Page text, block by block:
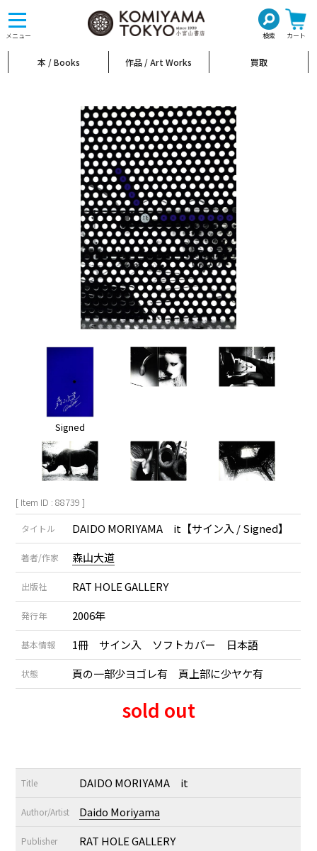
メニュー 検索 カート
toggle
navigation
本 / Books 作品 / Art Works 買取
Signed
[ Item ID : 88739 ]
タイトル DAIDO MORIYAMA it【サイン入 / Signed】
著者/作家 森山大道
出版社 RAT HOLE GALLERY
発行年 2006年
基本情報 1冊 サイン入 ソフトカバー 日本語
状態 頁の一部少ヨゴレ有 頁上部に少ヤケ有
sold out
Title DAIDO MORIYAMA it
Author/Artist Daido Moriyama
Publisher RAT HOLE GALLERY